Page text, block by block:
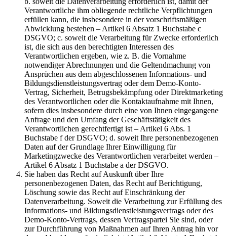
Verantwortliche ihm obliegende rechtliche Verpflichtungen
erfüllen kann, die insbesondere in der vorschriftsmäßigen
Abwicklung bestehen – Artikel 6 Absatz 1 Buchstabe c
DSGVO; c. soweit die Verarbeitung für Zwecke erforderlich
ist, die sich aus den berechtigten Interessen des
Verantwortlichen ergeben, wie z. B. die Vornahme
notwendiger Abrechnungen und die Geltendmachung von
Ansprüchen aus dem abgeschlossenen Informations- und
Bildungsdienstleistungsvertrag oder dem Demo-Konto-
Vertrag, Sicherheit, Betrugsbekämpfung oder Direktmarketing
des Verantwortlichen oder die Kontaktaufnahme mit Ihnen,
sofern dies insbesondere durch eine von Ihnen eingegangene
Anfrage und den Umfang der Geschäftstätigkeit des
Verantwortlichen gerechtfertigt ist – Artikel 6 Abs. 1
Buchstabe f der DSGVO; d. soweit Ihre personenbezogenen
Daten auf der Grundlage Ihrer Einwilligung für
Marketingzwecke des Verantwortlichen verarbeitet werden –
Artikel 6 Absatz 1 Buchstabe a der DSGVO.
Sie haben das Recht auf Auskunft über Ihre
personenbezogenen Daten, das Recht auf Berichtigung,
Löschung sowie das Recht auf Einschränkung der
Datenverarbeitung. Soweit die Verarbeitung zur Erfüllung des
Informations- und Bildungsdienstleistungsvertrags oder des
Demo-Konto-Vertrags, dessen Vertragspartei Sie sind, oder
zur Durchführung von Maßnahmen auf Ihren Antrag hin vor